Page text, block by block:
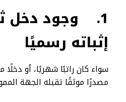
1.
وجود دخل
إثباته رسميًا
سواء كان راتبًا شهريًا، أو
مصدرًا موثقًا تقبله الجهة